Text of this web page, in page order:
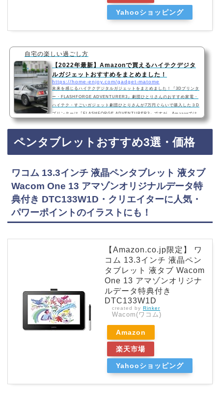
Yahooショッピング
自宅の楽しい過ごし方
【2022年最新】Amazonで買えるハイテクデジタ
ルガジェットおすすめをまとめました！
https://home-enjoy.com/gadget-matome
未来を感じるハイテクデジタルガジェットをまとめました！『3Dプリンタ
ー・FLASHFORGE ADVENTURER3』劇団ひとりさんのおすすめ家電・
ハイテク・すごいガジェット劇団ひとりさんが7万円ぐらいで購入した３D
プリンターは『FLASHFORGE ADVENTURER3』ですが、Amazonでは
残念売り切れでしたね！劇団ひとりさんは、自分のフィギュアを作ったり
絵本のキャラデザインを模型にしたりと活用していました！（ADVENTU
RER3ではないですが、同じFLASHFORGEの３Dプリンターは『FLASHF
ORGE 3Dプリンター Finder』コチラ）→劇団ひとりさんのおすすめ家
電…
ペンタブレットおすすめ3選・価格
ワコム 13.3インチ 液晶ペンタブレット 液タブ
Wacom One 13 アマゾンオリジナルデータ特
典付き DTC133W1D・クリエイターに人気・
パワーポイントのイラストにも！
【Amazon.co.jp限定】 ワ
コム 13.3インチ 液晶ペン
タブレット 液タブ Wacom
One 13 アマゾンオリジナ
ルデータ特典付き
DTC133W1D
created by Rinker
Wacom(ワコム)
Amazon
楽天市場
Yahooショッピング